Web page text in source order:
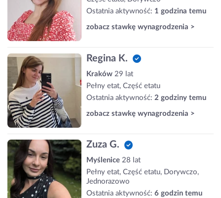
Ostatnia aktywność: 1 godzina temu
zobacz stawkę wynagrodzenia >
Regina K.
Kraków 29 lat
Pełny etat, Część etatu
Ostatnia aktywność: 2 godziny temu
zobacz stawkę wynagrodzenia >
Zuza G.
Myślenice 28 lat
Pełny etat, Część etatu, Dorywczo,
Jednorazowo
Ostatnia aktywność: 6 godzin temu